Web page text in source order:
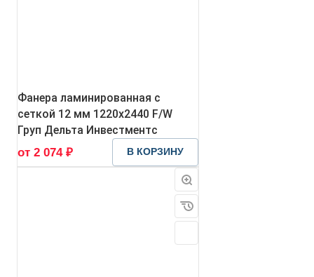
Фанера ламинированная с
сеткой 12 мм 1220х2440 F/W
Груп Дельта Инвестментс
от 2 074 ₽
В КОРЗИНУ